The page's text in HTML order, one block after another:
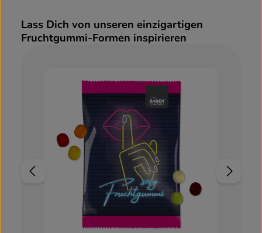
Produktgalerie überspringen
Lass Dich von unseren einzigartigen
Fruchtgummi-Formen inspirieren